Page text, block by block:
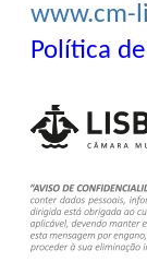
www.cm-
Política